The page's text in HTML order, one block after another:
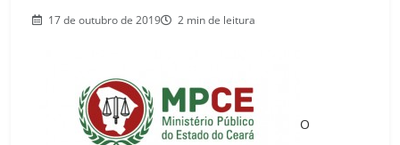
17 de outubro de 2019 2 min de leitura
O